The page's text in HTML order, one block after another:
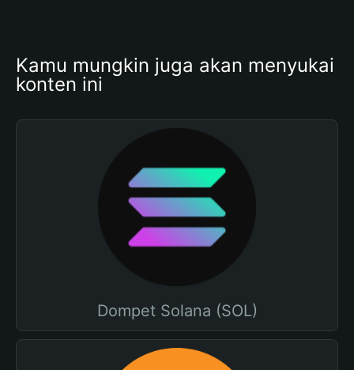
Kamu mungkin juga akan menyukai
konten ini
Dompet Solana (SOL)